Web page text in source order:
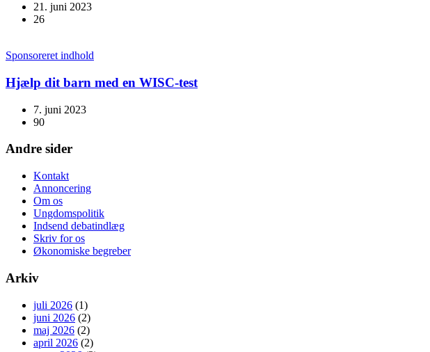
21. juni 2023
26
Sponsoreret indhold
Hjælp dit barn med en WISC-test
7. juni 2023
90
Andre sider
Kontakt
Annoncering
Om os
Ungdomspolitik
Indsend debatindlæg
Skriv for os
Økonomiske begreber
Arkiv
juli 2026 (1)
juni 2026 (2)
maj 2026 (2)
april 2026 (2)